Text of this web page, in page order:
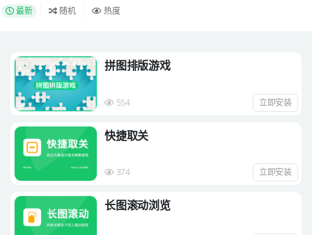
最新 随机 热度
拼图排版游戏
554 立即安装
快捷取关
374 立即安装
长图滚动浏览